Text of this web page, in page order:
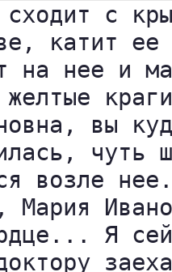
сходит с
катит ее
на нее и
вы
чуть
возле нее.
Мария
Я